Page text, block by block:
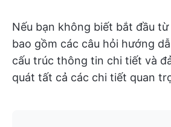
Nếu bạn không biết bắt đầu từ
bao gồm các câu hỏi hướng
cấu trúc thông tin chi tiết và
quát tất cả các chi tiết quan